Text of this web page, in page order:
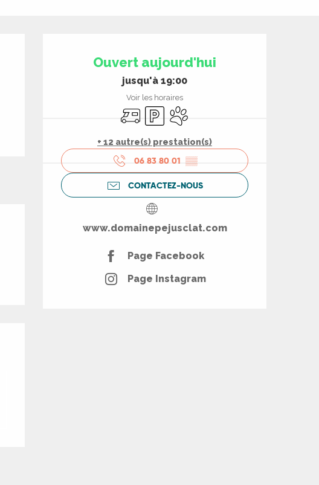
Ouverture et
Ouvert aujourd'hui
jusqu'à 19:00
Voir les horaires
Accueil camping car
ParkingAnimaux acceptés
+ 12 autre(s) prestation(s)
06 83 80 01 ▒▒
CONTACTEZ-NOUS
www.domainepejusclat.com
Page Facebook
Page Instagram